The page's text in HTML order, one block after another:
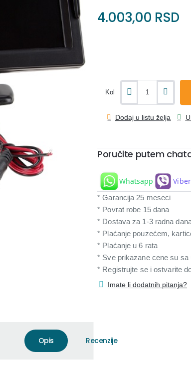
4.003,00 RSD
Kol
Dodaj u listu želja
Poručite putem
Whatsapp Viber
* Garancija 25 meseci
* Povrat robe 15 dana
* Dostava za 1-3 radna
* Plaćanje pouzećem,
* Plaćanje u 6 rata
* Sve prikazane cene su sa
* Registrujte se i ostvarite
Imate li dodatnih pitanja?
Opis Recenzije